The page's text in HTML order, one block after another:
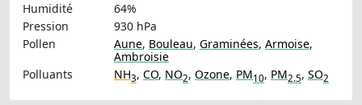
Humidité
64%
Pression
930 hPa
Pollen
Aune, Bouleau, Graminées, Armoise,
Ambroisie
Polluants
NH3, CO, NO2, Ozone, PM10, PM2.5, SO2